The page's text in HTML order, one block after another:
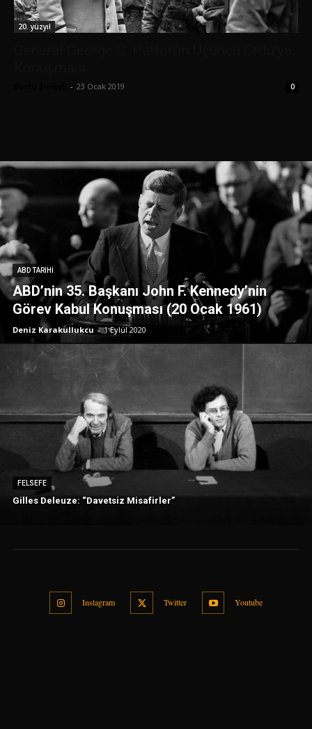
20. yüzyıl
- 23 Ocak 2019 0
ABD TARIHI
ABD’nin 35. Başkanı John F. Kennedy’nin
Görev Kabul Konuşması (20 Ocak 1961)
Deniz Karakullukcu - 1 Eylül 2020
FELSEFE
Gilles Deleuze: “Davetsiz Misafirler”
Instagram Twitter Youtube